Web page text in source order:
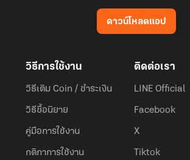
ดาวน์โหลดแอป
วิธีการใช้งาน
วิธีเติม Coin / ชำระเงิน
วิธีซื้อนิยาย
คู่มือการใช้งาน
กติกาการใช้งาน
ติดต่อเรา
LINE Official
Facebook
X
Tiktok